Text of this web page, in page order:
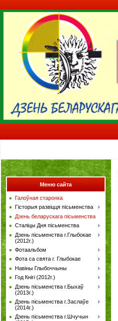
Меню сайта
Галоўная старонка
Гісторыя развіцця пісьменства
Дзень беларускага пісьменства
Сталіцы Дня пісьменства
Дзень пісьменства г.Глыбокае
(2012г.)
Фотаальбом
Фота са свята г. Глыбокае
Навіны Глыбоччыны
Год Кнігі (2012г.)
Дзень пісьменства г.Быхаў
(2013г.)
Дзень пісьменства г.Заслаўе
(2014г.)
Дзень пісьменства г.Шчучын